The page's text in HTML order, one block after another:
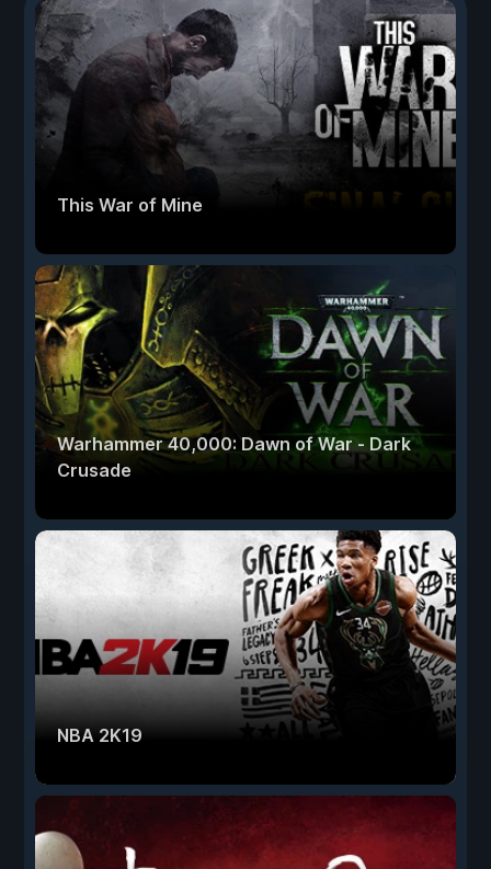
This War of Mine
Warhammer 40,000: Dawn of War - Dark
Crusade
NBA 2K19